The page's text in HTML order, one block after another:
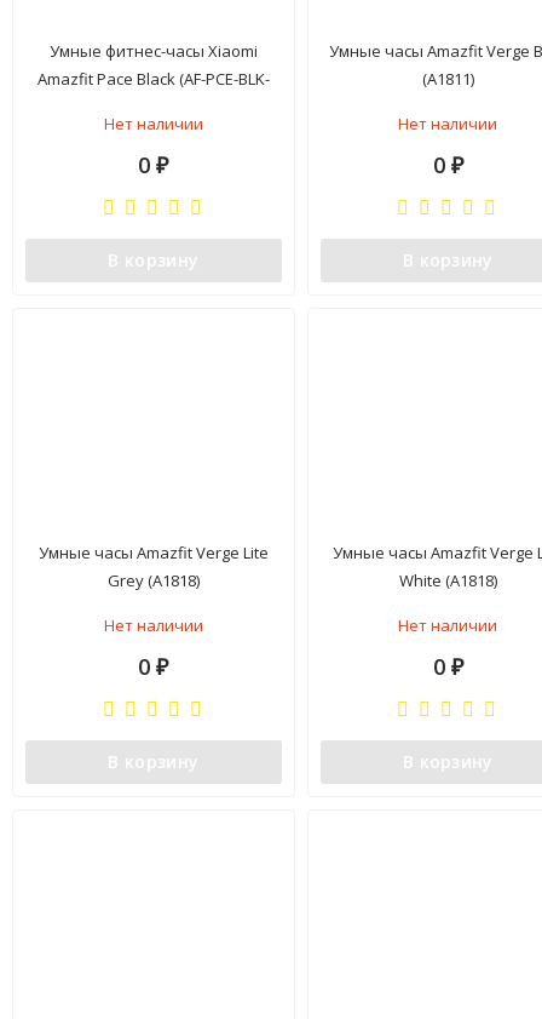
Умные фитнес-часы Xiaomi
Amazfit Pace Black (AF-PCE-BLK-
Нет наличии
0₽
В корзину
Умные часы Amazfit Verge
(A1811)
Нет наличии
0 ₽
В корзину
Умные часы Amazfit Verge Lite
Grey (A1818)
Нет наличии
0₽
В корзину
Умные часы Amazfit Verge
White (A1818)
Нет наличии
0 ₽
В корзину